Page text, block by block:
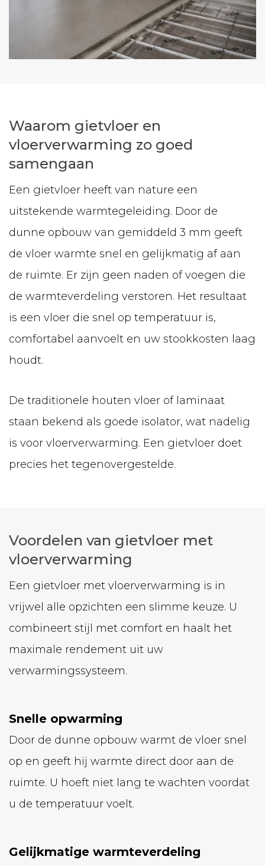
Waarom gietvloer en
vloerverwarming zo goed
samengaan
Een gietvloer heeft van nature een
uitstekende warmtegeleiding. Door de
dunne opbouw van gemiddeld 3 mm geeft
de vloer warmte snel en gelijkmatig af aan
de ruimte. Er zijn geen naden of voegen die
de warmteverdeling verstoren. Het resultaat
is een vloer die snel op temperatuur is,
comfortabel aanvoelt en uw stookkosten laag
houdt.
De traditionele houten vloer of laminaat
staan bekend als goede isolator, wat nadelig
is voor vloerverwarming. Een gietvloer doet
precies het tegenovergestelde.
Voordelen van gietvloer met
vloerverwarming
Een gietvloer met vloerverwarming is in
vrijwel alle opzichten een slimme keuze. U
combineert stijl met comfort en haalt het
maximale rendement uit uw
verwarmingssysteem.
Snelle opwarming
Door de dunne opbouw warmt de vloer snel
op en geeft hij warmte direct door aan de
ruimte. U hoeft niet lang te wachten voordat
u de temperatuur voelt.
Gelijkmatige warmteverdeling